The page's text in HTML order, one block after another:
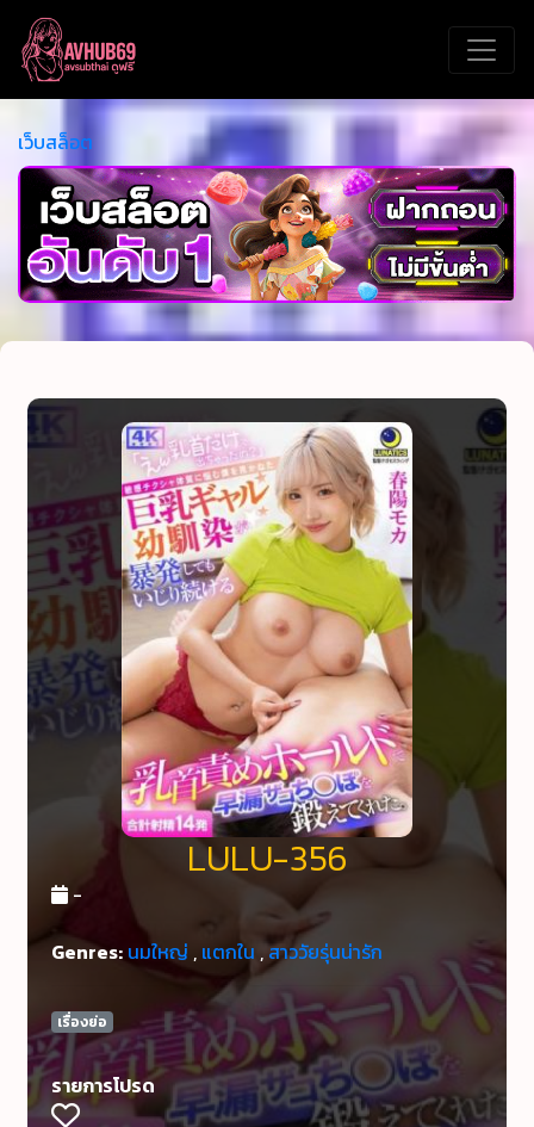
เว็บสล็อต
LULU-356
-
Genres: นมใหญ่ , แตกใน ,สาววัยรุ่นน่ารัก
เรื่องย่อ
รายการโปรด